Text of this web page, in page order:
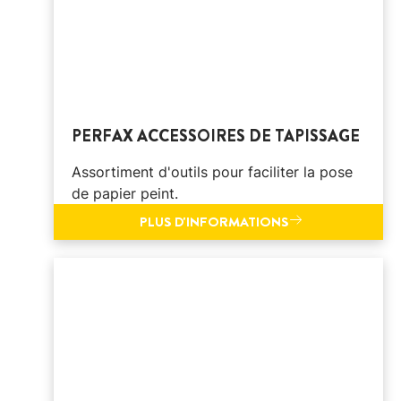
PERFAX ACCESSOIRES DE TAPISSAGE
Assortiment d'outils pour faciliter la pose
de papier peint.
PLUS D'INFORMATIONS